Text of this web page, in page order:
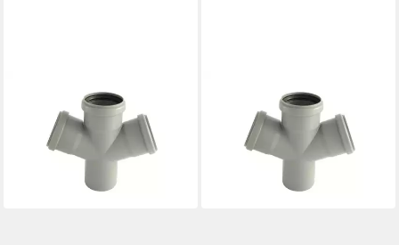
MARLEY DEUTSCHLAND GMBH
HT-Rohr Marley HT-
Doppelabzweig DN 50/50/50
lieferbar - in 3-4 Werktagen bei dir
MARLEY DEUTSCHLAND GMBH
HT-Rohr Marley HT-
Doppelabzweig DN 75/75/75
lieferbar - in 3-4 Werktagen bei dir